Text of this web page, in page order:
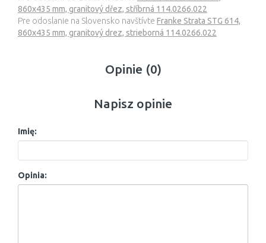
860x435 mm, granitový dřez, stříbrná 114.0266.022
Pre odoslanie na Slovensko navštívte Franke Strata STG 614,
860x435 mm, granitový drez, strieborná 114.0266.022
Opinie (0)
Napisz opinie
Imię:
Opinia: